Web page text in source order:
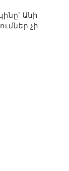
Անի
չի